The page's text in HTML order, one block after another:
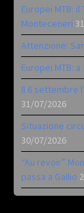
Europei MTB:
Monteceneri
Attenzione:
Europei MTB:
Il 6 settembre
31/07/2026
Situazione
30/07/2026
“Au revoir”
passa a Gallio